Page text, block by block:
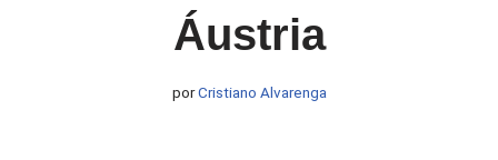
Áustria
porCristiano Alvarenga